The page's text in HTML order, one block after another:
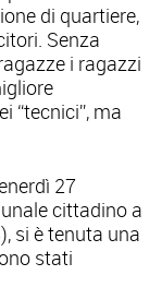
di quartiere,
Senza
i ragazzi
“tecnici”, ma
27
cittadino a
si è tenuta una
stati